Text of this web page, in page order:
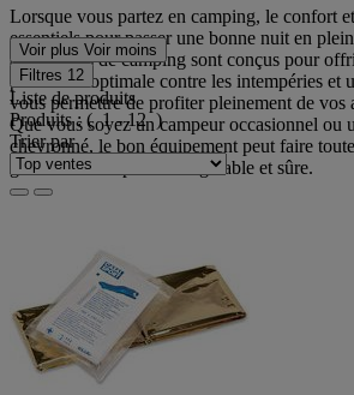
Lorsque vous partez en camping, le confort
essentiels pour passer une bonne nuit en
accessoires de camping sont conçus pour
protection optimale contre les intempéries et
vous permettre de profiter pleinement de vos
Que vous soyez un campeur occasionnel ou
chevronné, le bon équipement peut faire
garantir une expérience agréable et sûre.
Voir plus Voir moins
Filtres 12
Liste de produits
Produits : ( 1 - 12 )
Trier par